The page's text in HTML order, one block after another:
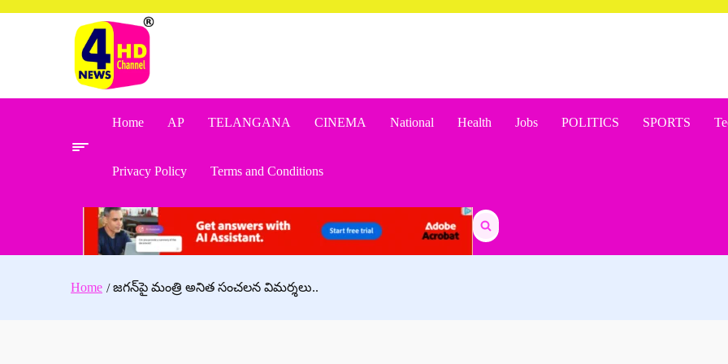
Home AP TELANGANA CINEMA National Health Jobs POLITICS SPORTS
Privacy Policy Terms and Conditions
Search
for:
Home జగన్‌పై మంత్రి అనిత సంచలన విమర్శలు..